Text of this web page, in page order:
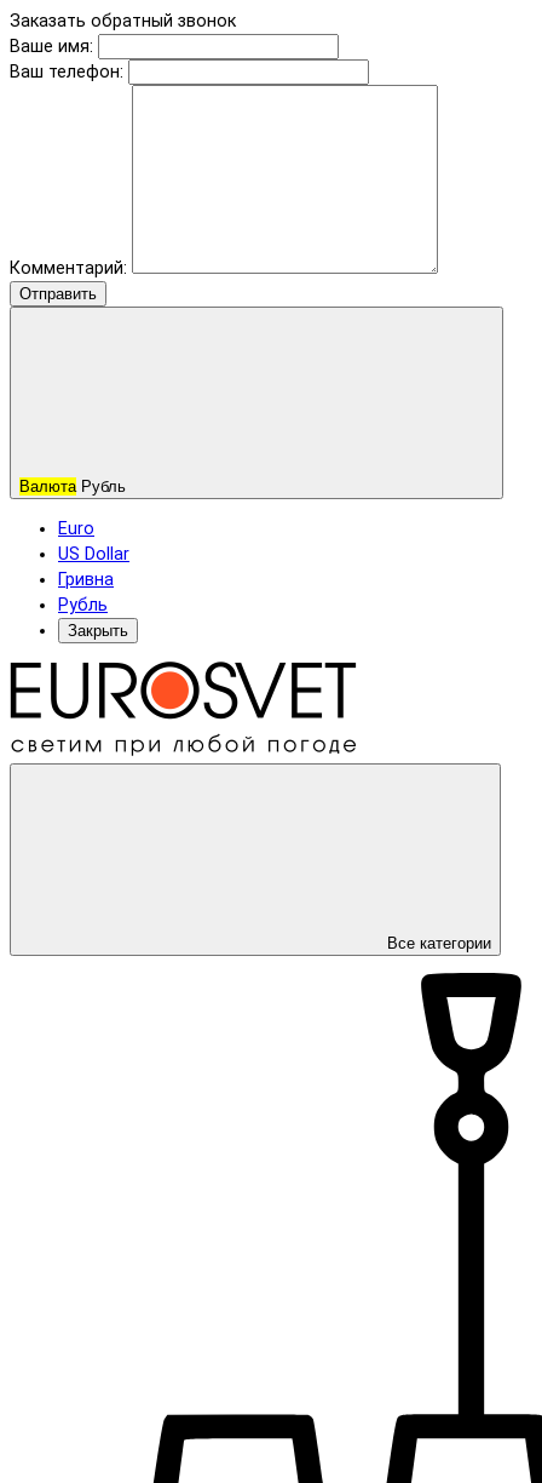
Заказать обратный звонок
Ваше имя:
Ваш телефон:
Комментарий:
Отправить
Валюта Рубль
Euro
US Dollar
Гривна
Рубль
Закрыть
Все категории